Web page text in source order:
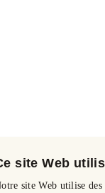
site Web
site Web utilise